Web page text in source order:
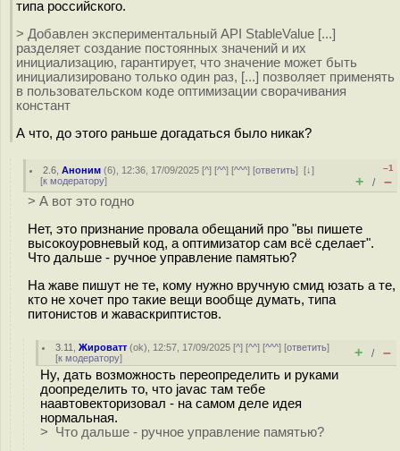
типа российского.
> Добавлен экспериментальный API StableValue [...]
разделяет создание постоянных значений и их
инициализацию, гарантирует, что значение может быть
инициализировано только один раз, [...] позволяет применять
в пользовательском коде оптимизации сворачивания
констант
А что, до этого раньше догадаться было никак?
2.6 ,Аноним (6), 12:36, 17/09/2025 [^] [^^] [^^^] [ответить][↓]
[к модератору]
–1
+ / –
> А вот это годно
Нет, это признание провала обещаний про "вы пишете
высокоуровневый код, а оптимизатор сам всё сделает".
Что дальше - ручное управление памятью?
На жаве пишут не те, кому нужно вручную смид юзать а те,
кто не хочет про такие вещи вообще думать, типа
питонистов и жаваскриптистов.
3.11 ,Жироватт (ok), 12:57, 17/09/2025 [^] [^^] [^^^] [ответить]
[к модератору] + / –
Ну, дать возможность переопределить и руками
доопределить то, что javac там тебе
наавтовекторизовал - на самом деле идея
нормальная.
> Что дальше - ручное управление памятью?